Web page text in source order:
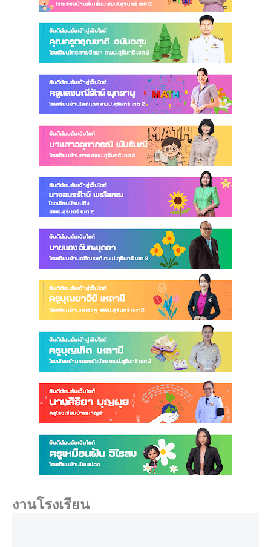
งานโรงเรียน